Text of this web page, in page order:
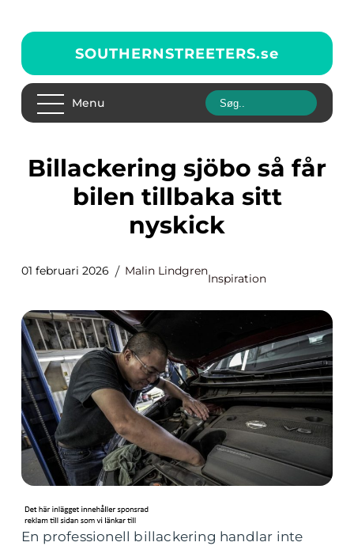
SOUTHERNSTREETERS.se
Menu
Billackering sjöbo så får
bilen tillbaka sitt
nyskick
01 februari 2026 Malin Lindgren
Inspiration
En professionell billackering handlar inte